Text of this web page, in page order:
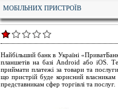
МОБІЛЬНИХ ПРИСТРОЇВ
Найбільший банк в Україні
планшетів на базі Android або iOS.
приймати платежі за товари та
що пристрій буде корисний власникам
представникам сфер торгівлі та послуг.